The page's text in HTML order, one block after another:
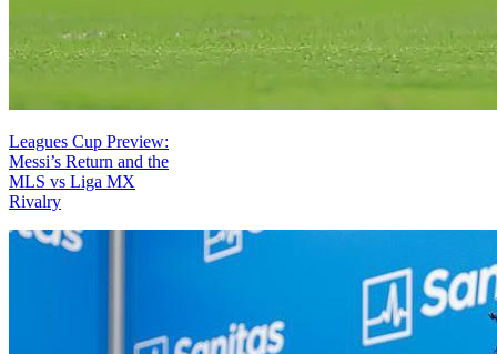
Leagues Cup Preview:
Messi’s Return and the
MLS vs Liga MX
Rivalry